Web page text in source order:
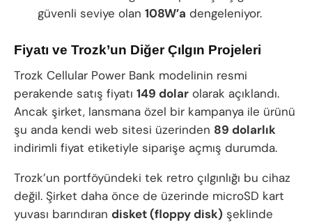
güvenli seviye olan108W’a dengeleniyor.
Fiyatı ve Trozk’un Diğer Çılgın Projeleri
Trozk Cellular Power Bank modelinin resmi
perakende satış fiyatı 149 dolar olarak açıklandı.
Ancak şirket, lansmana özel bir kampanya ile ürünü
şu anda kendi web sitesi üzerinden 89 dolarlık
indirimli fiyat etiketiyle siparişe açmış durumda.
Trozk’un portföyündeki tek retro çılgınlığı bu cihaz
değil. Şirket daha önce de üzerinde microSD kart
yuvası barındıran disket (floppy disk) şeklinde